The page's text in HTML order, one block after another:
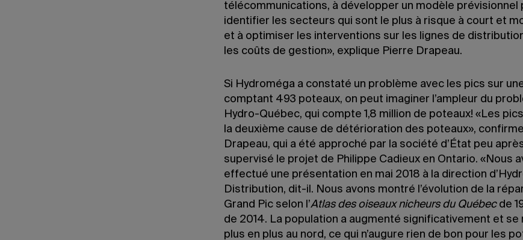
télécommunications, à développer un modèle prévisionnel
identifier les secteurs qui sont le plus à risque à court et
et à optimiser les interventions sur les lignes de
les coûts de gestion», explique Pierre Drapeau.
Si Hydroméga a constaté un problème avec les pics sur
comptant 493 poteaux, on peut imaginer l’ampleur du
Hydro-Québec, qui compte 1,8 million de poteaux! «Les
la deuxième cause de détérioration des poteaux»,
Drapeau, qui a été approché par la société d’État peu
supervisé le projet de Philippe Cadieux en Ontario. «Nous
effectué une présentation en mai 2018 à la direction
Distribution, dit-il. Nous avons montré l’évolution de la
Grand Pic selon l’Atlas des oiseaux nicheurs du Québecde
de 2014. La population a augmenté significativement et se
plus en plus au nord, ce qui n’augure rien de bon pour les